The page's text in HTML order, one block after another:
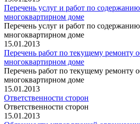
Перечень услуг и работ по
многоквартирном доме
Перечень услуг и работ по
многоквартирном доме
15.01.2013
Перечень работ по текущему ремонту
многоквартирном доме
Перечень работ по текущему ремонту
многоквартирном доме
15.01.2013
Ответственности сторон
Ответственности сторон
15.01.2013